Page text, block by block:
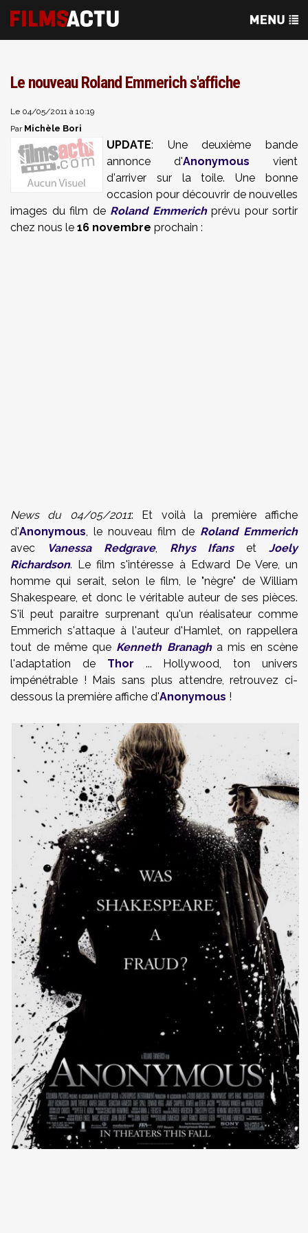
Le nouveau Roland Emmerich s'affiche
Le 04/05/2011 à 10:19
Par Michèle Bori
UPDATE: Une deuxième bande
annonce d'Anonymous vient
d'arriver sur la toile. Une bonne
occasion pour découvrir de nouvelles
images du film de Roland Emmerichprévu pour sortir
chez nous le 16 novembre prochain :
News du 04/05/2011: Et voilà la première affiche
d'Anonymous, le nouveau film de Roland Emmerich
avec
Vanessa Redgrave, Rhys IfansetJoely
Richardson. Le film s'intéresse à Edward De Vere, un
homme qui serait, selon le film, le "nègre" de William
Shakespeare, et donc le véritable auteur de ses pièces.
S'il peut paraitre surprenant qu'un réalisateur comme
Emmerich s'attaque à l'auteurd'Hamlet, on rappellera
tout de même que Kenneth Branagha mis en scène
l'adaptation de Thor ... Hollywood, ton univers
impénétrable ! Mais sans plus attendre, retrouvez ci-
dessous la première affiche d'Anonymous !